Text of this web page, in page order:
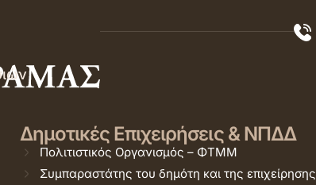
Δημοτικές Επιχειρήσεις & ΝΠΔΔ
Πολιτιστικός Οργανισμός – ΦΤΜΜ
Συμπαραστάτης του δημότη και της επιχείρησης